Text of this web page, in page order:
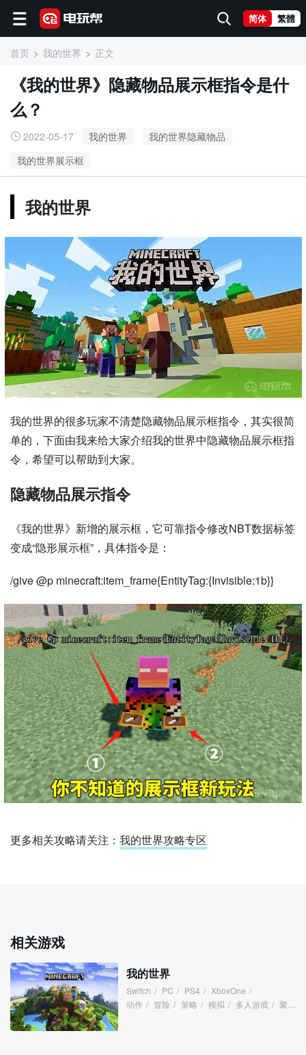
简体 繁體
首页 我的世界 正文
《我的世界》隐藏物品展示框指令是什
么？
2022-05-17 我的世界
我的世界隐藏物品
我的世界展示框
我的世界
我的世界的很多玩家不清楚隐藏物品展示框指令，其实很简
单的，下面由我来给大家介绍我的世界中隐藏物品展示框指
令，希望可以帮助到大家。
隐藏物品展示指令
《我的世界》新增的展示框，它可靠指令修改NBT数据标签
变成“隐形展示框”，具体指令是：
/give @p minecraft:item_frame{EntityTag:{Invisible:1b}}
更多相关攻略请关注： 我的世界攻略专区
相关游戏
我的世界
Switch / PC / PS4 / XboxOne /
动作 / 冒险 / 策略 / 模拟 / 多人游戏 / 聚会